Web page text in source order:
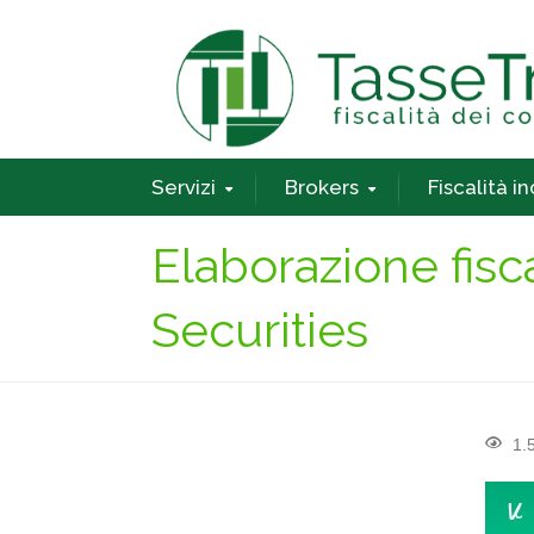
Servizi Brokers Fiscalità
Elaborazione
Securities